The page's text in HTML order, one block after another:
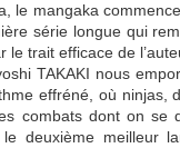
le mangaka
série longue qui
le trait efficace de
TAKAKI nous
effréné, où ninjas,
combats dont on se
deuxième meilleur